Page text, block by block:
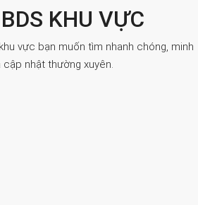
KHU VỰC
vực bạn muốn tìm nhanh chóng, minh
nhật thường xuyên.